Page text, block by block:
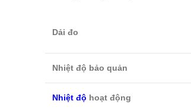
Dải đo
Nhiệt độ bảo quản
Nhiệt độ hoạt động